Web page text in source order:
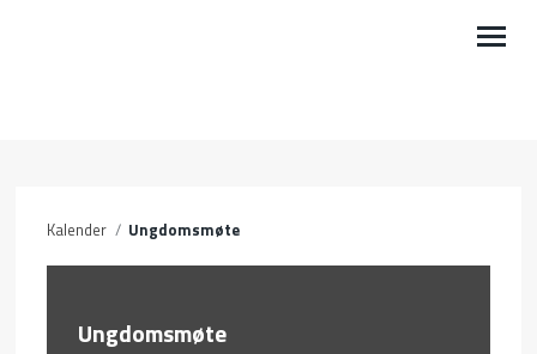
Kalender / Ungdomsmøte
Ungdomsmøte